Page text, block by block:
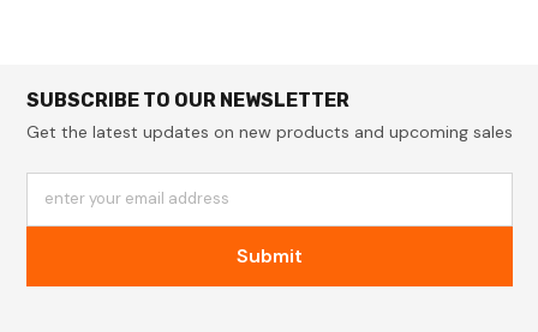
SUBSCRIBE TO OUR NEWSLETTER
Get the latest updates on new products and upcoming sales
enter your email address
Submit